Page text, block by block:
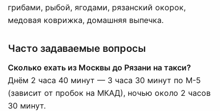
грибами, рыбой, ягодами, рязанский окорок,
медовая коврижка, домашняя выпечка.
Часто задаваемые вопросы
Сколько ехать из Москвы до Рязани на такси?
Днём 2 часа 40 минут — 3 часа 30 минут по М-5
(зависит от пробок на МКАД), ночью около 2 часов
30 минут.